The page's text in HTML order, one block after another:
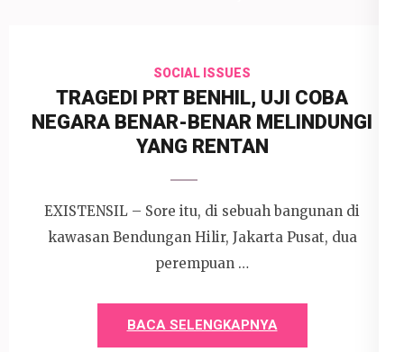
SOCIAL ISSUES
TRAGEDI PRT BENHIL, UJI COBA
NEGARA BENAR-BENAR MELINDUNGI
YANG RENTAN
EXISTENSIL – Sore itu, di sebuah bangunan di
kawasan Bendungan Hilir, Jakarta Pusat, dua
perempuan …
BACA SELENGKAPNYA